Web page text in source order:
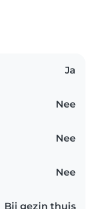
Ja
Nee
Nee
Nee
Bij gezin thuis